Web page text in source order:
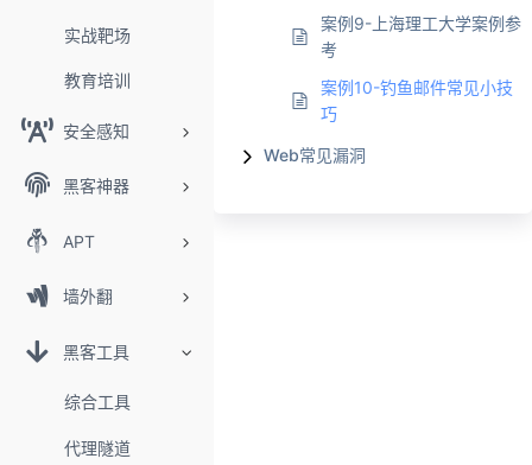
实战靶场
教育培训
安全感知
黑客神器
APT
墙外翻
黑客工具
综合工具
代理隧道
案例9-上海理工大学案例参
考
案例10-钓鱼邮件常见小技
巧
Web常见漏洞